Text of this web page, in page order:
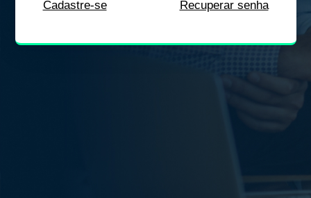
Cadastre-se Recuperar senha